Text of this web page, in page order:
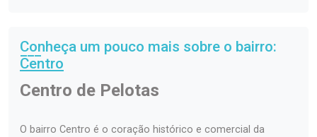
Conheça um pouco mais sobre o bairro:
Centro
Centro de Pelotas
O bairro Centro é o coração histórico e comercial da